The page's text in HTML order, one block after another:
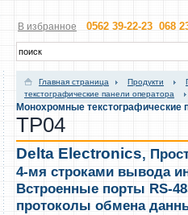
В избранное 0562 39-22-23 068
Главная страница Продукти
текстографические панели оператора
Монохромные текстографические
TP04
Delta Electronics,
4-мя строками вывода
Встроенные порты RS-
протоколы обмена